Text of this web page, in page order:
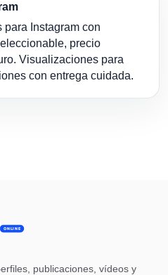
Instagram con
precio
Visualizaciones para
con entrega cuidada.
publicaciones, vídeos y